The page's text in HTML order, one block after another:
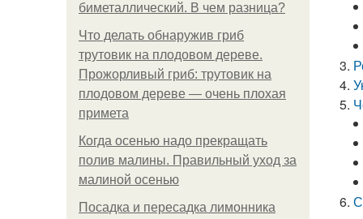
биметаллический. В чем разница?
Что делать обнаружив гриб
трутовик на плодовом дереве.
Прожорливый гриб: трутовик на
плодовом дереве — очень плохая
примета
Когда осенью надо прекращать
полив малины. Правильный уход за
малиной осенью
Посадка и пересадка лимонника